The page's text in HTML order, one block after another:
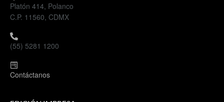
Platón 414, Polanco
C.P. 11560, CDMX
(55) 5281 1200
Contáctanos